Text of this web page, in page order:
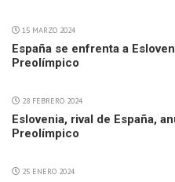
15 MARZO 2024
España se enfrenta a
Preolímpico
28 FEBRERO 2024
Eslovenia, rival de España,
Preolímpico
25 ENERO 2024